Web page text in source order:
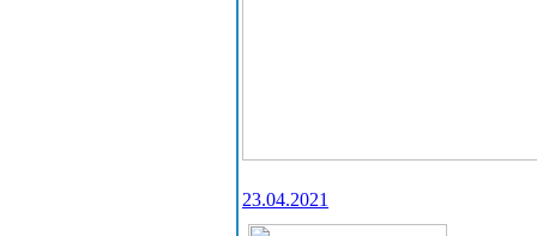
23.04.2021